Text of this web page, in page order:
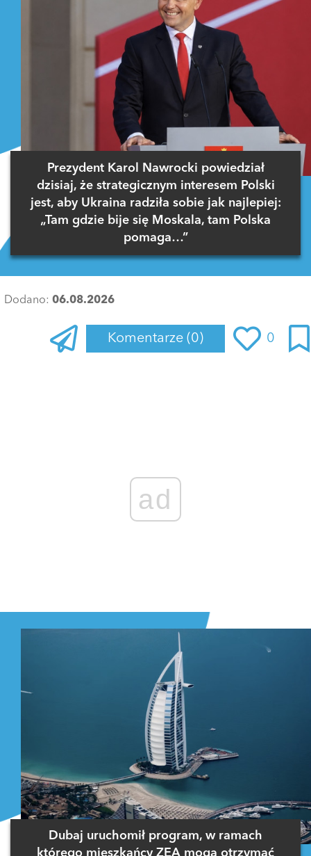
Prezydent Karol Nawrocki powiedział
dzisiaj, że strategicznym interesem Polski
jest, aby Ukraina radziła sobie jak najlepiej:
„Tam gdzie bije się Moskala, tam Polska
pomaga…”
Dodano: 06.08.2026
Komentarze (0) 0
ad
Dubaj uruchomił program, w ramach
którego mieszkańcy ZEA mogą otrzymać